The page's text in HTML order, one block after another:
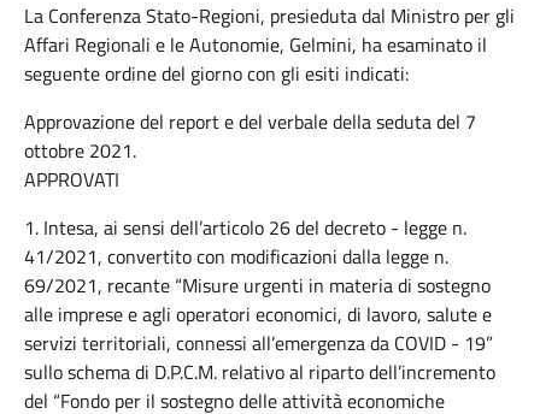
La Conferenza Stato-Regioni, presieduta dal Ministro per gli
Affari Regionali e le Autonomie, Gelmini, ha esaminato il
seguente ordine del giorno con gli esiti indicati:
Approvazione del report e del verbale della seduta del 7
ottobre 2021.
APPROVATI
1. Intesa, ai sensi dell’articolo 26 del decreto - legge n.
41/2021, convertito con modificazioni dalla legge n.
69/2021, recante “Misure urgenti in materia di sostegno
alle imprese e agli operatori economici, di lavoro, salute e
servizi territoriali, connessi all’emergenza da COVID - 19”
sullo schema di D.P.C.M. relativo al riparto dell’incremento
del “Fondo per il sostegno delle attività economiche